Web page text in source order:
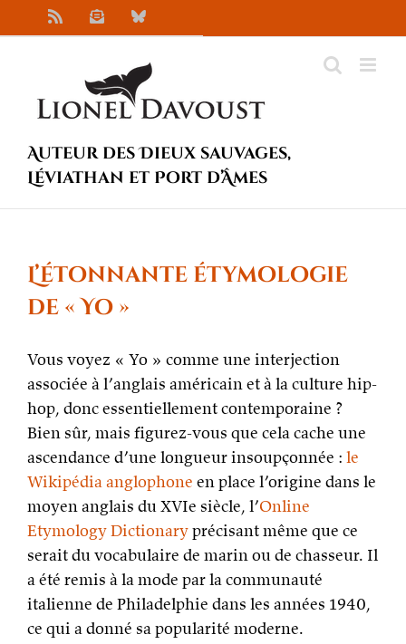
au
NewsletterBluesky
Auteur des Dieux sauvages,
Léviathan et Port d’Âmes
L’étonnante étymologie
de « Yo »
Vous voyez « Yo » comme une interjection
associée à l’anglais américain et à la culture hip-
hop, donc essentiellement contemporaine ?
Bien sûr, mais figurez-vous que cela cache une
ascendance d’une longueur insoupçonnée : le
Wikipédia anglophone en place l’origine dans le
moyen anglais du XVIe siècle, l’Online
Etymology Dictionaryprécisant même que ce
serait du vocabulaire de marin ou de chasseur. Il
a été remis à la mode par la communauté
italienne de Philadelphie dans les années 1940,
ce qui a donné sa popularité moderne.